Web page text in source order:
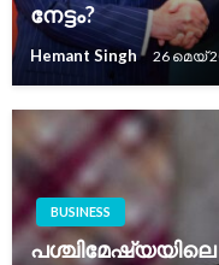
നേട്ടം?
Hemant Singh 26 മെയ്‌
BUSINESS